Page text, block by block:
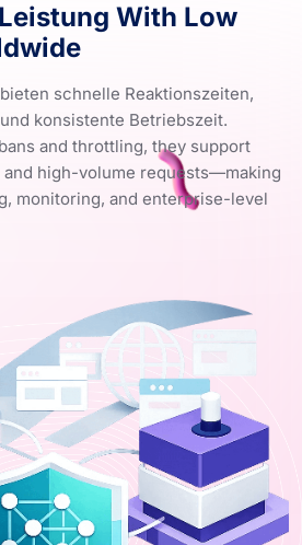
With Low
schnelle Reaktionszeiten,
konsistente Betriebszeit.
and throttling, they support
high-volume requests—making
monitoring, and enterprise-level